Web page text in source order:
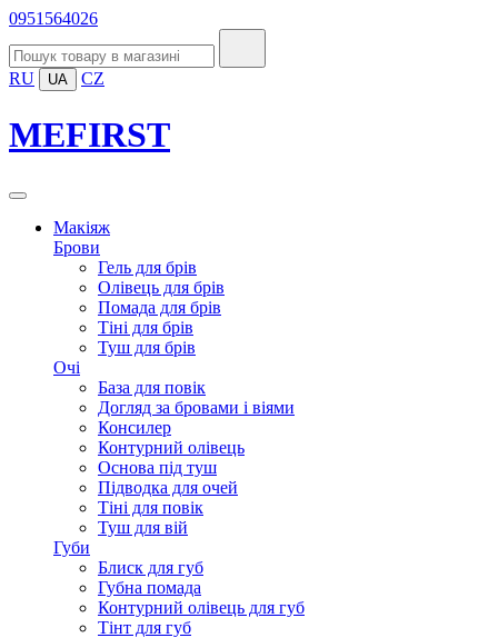
0951564026
RU UA CZ
MEFIRST
Макіяж
Брови
Гель для брів
Олівець для брів
Помада для брів
Тіні для брів
Туш для брів
Очі
База для повік
Догляд за бровами і віями
Консилер
Контурний олівець
Основа під туш
Підводка для очей
Тіні для повік
Туш для вій
Губи
Блиск для губ
Губна помада
Контурний олівець для губ
Тінт для губ